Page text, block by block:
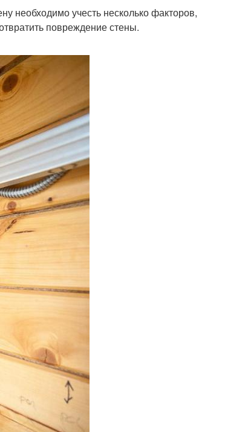
необходимо учесть несколько факторов,
повреждение стены.